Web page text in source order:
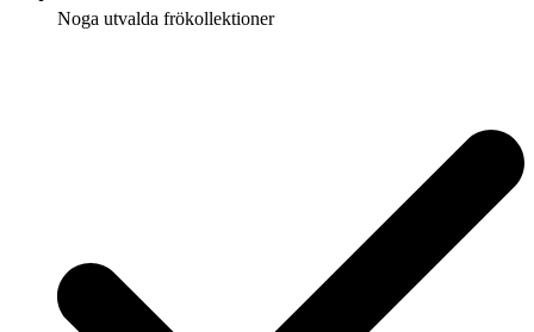
Noga utvalda frökollektioner